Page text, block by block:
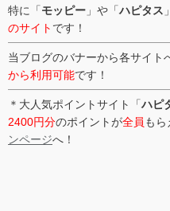
特に「モッピー 」や「ハピタス
のサイト です！
当ブログのバナーから各サイト
から利用可能です！
＊大人気ポイントサイト「ハピ
2400円分のポイントが全員 も
ンページへ！